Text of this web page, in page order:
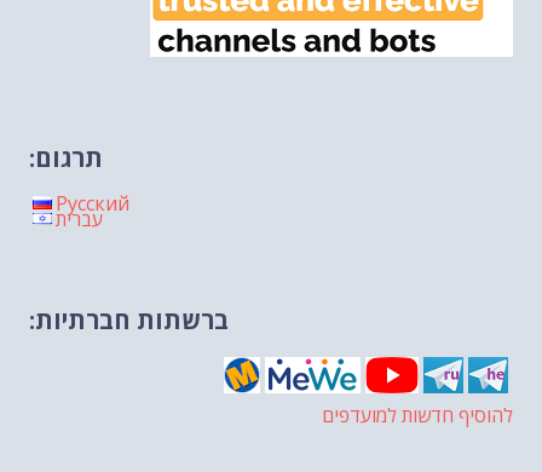
תרגום:
Русский
עברית
ברשתות חברתיות:
להוסיף חדשות למועדפים